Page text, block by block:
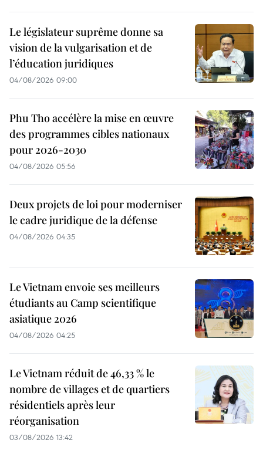
Le législateur suprême donne sa
vision de la vulgarisation et de
l’éducation juridiques
04/08/2026 09:00
Phu Tho accélère la mise en œuvre
des programmes cibles nationaux
pour 2026-2030
04/08/2026 05:56
Deux projets de loi pour moderniser
le cadre juridique de la défense
04/08/2026 04:35
Le Vietnam envoie ses meilleurs
étudiants au Camp scientifique
asiatique 2026
04/08/2026 04:25
Le Vietnam réduit de 46,33 % le
nombre de villages et de quartiers
résidentiels après leur
réorganisation
03/08/2026 13:42